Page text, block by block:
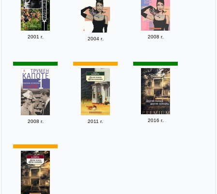
2001 г. 2004 г. 2008 г.
2008 г. 2011 г. 2016 г.